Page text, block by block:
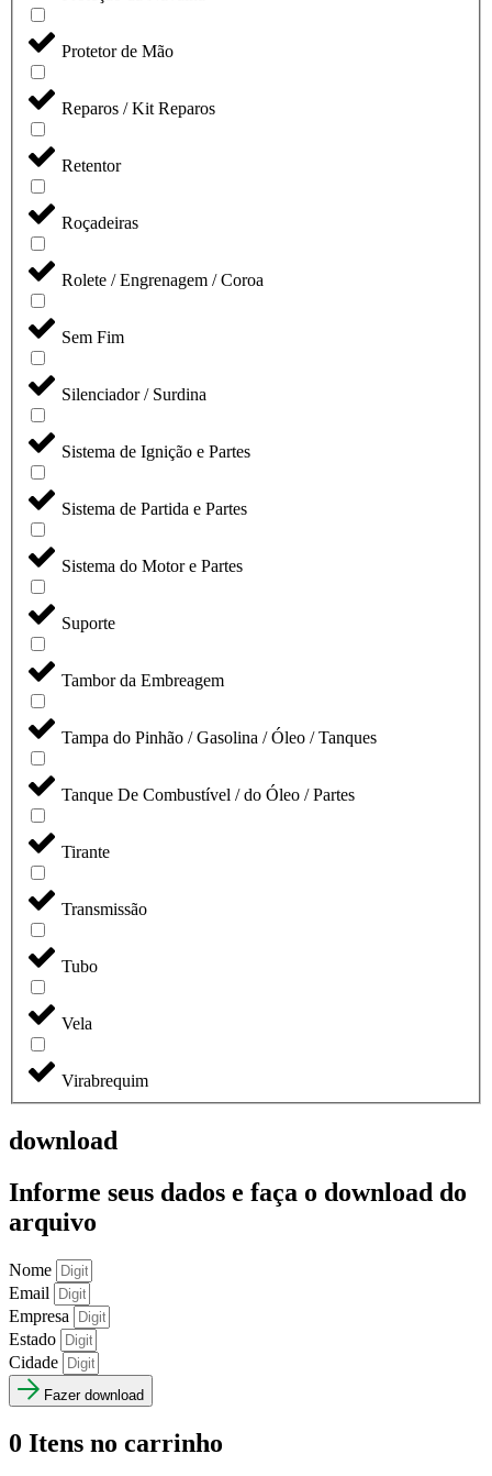
Protetor de Mão
Reparos / Kit Reparos
Retentor
Roçadeiras
Rolete / Engrenagem / Coroa
Sem Fim
Silenciador / Surdina
Sistema de Ignição e Partes
Sistema de Partida e Partes
Sistema do Motor e Partes
Suporte
Tambor da Embreagem
Tampa do Pinhão / Gasolina / Óleo / Tanques
Tanque De Combustível / do Óleo / Partes
Tirante
Transmissão
Tubo
Vela
Virabrequim
download
Informe seus dados e faça o download do
arquivo
Nome
Email
Empresa
Estado
Cidade
Fazer download
0 Itens no carrinho